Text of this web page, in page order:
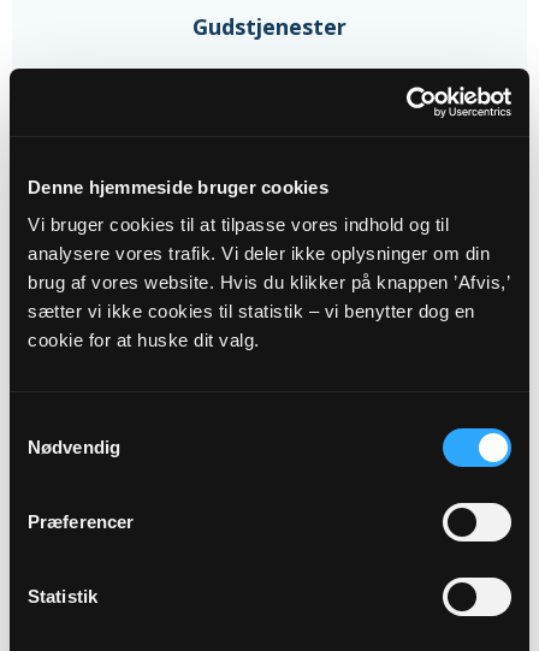
Denne hjemmeside bruger cookies
Vi bruger cookies til at tilpasse vores indhold og til
analysere vores trafik. Vi deler ikke oplysninger om din
brug af vores website. Hvis du klikker på knappen ’Afvis,’
sætter vi ikke cookies til statistik – vi benytter dog en
cookie for at huske dit valg.
Nødvendig
Præferencer
Statistik
Gudstjenester
Gudstjeneste i Hovborg Kirke
Hovborg Kirke, kl. 09:00
14
Friluftsgudstj. i Krohaven i...